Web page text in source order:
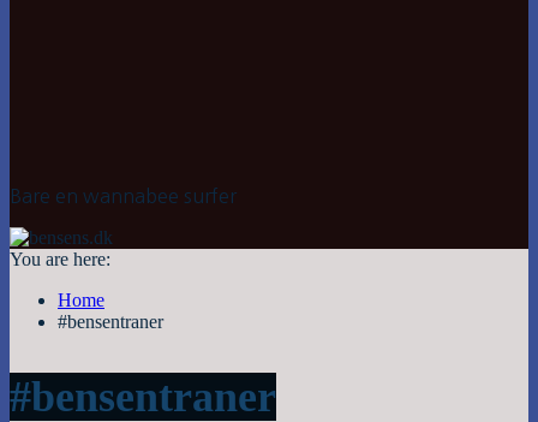
Bare en wannabee surfer
You are here:
Home
#bensentraner
#bensentraner